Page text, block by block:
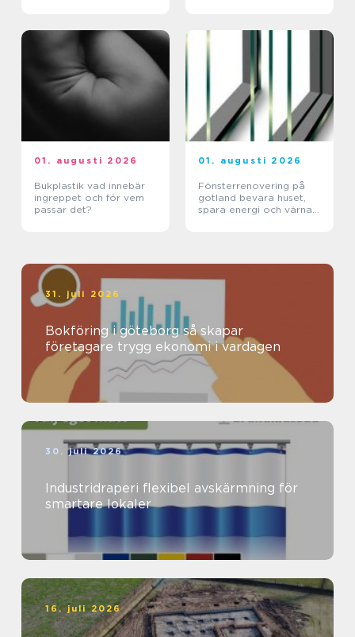
01. augusti 2026
Bukplastik vad innebär
ingreppet och för vem
passar det?
01. augusti 2026
Fönsterrenovering på
gotland bevara huset,
spara energi och värna
31. juli 2026
Bokföring i göteborg så skapar
företagare trygg ekonomi i vardagen
30. juli 2026
Industridraperi flexibel avskärmning för
smartare lokaler
16. juli 2026